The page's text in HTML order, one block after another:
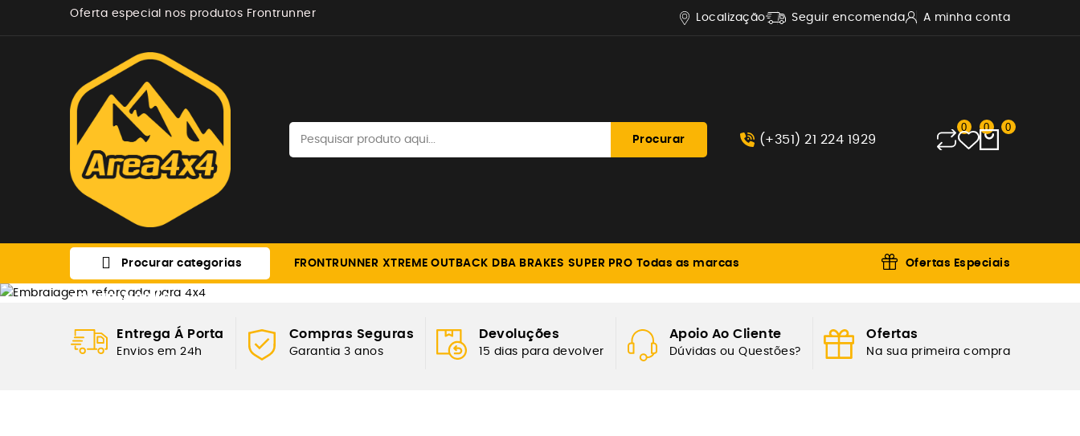
Oferta especial nos produtos Frontrunner Localização Seguir encomenda A minha conta
Procurar (+351) 21 224 1929
0 0 0
 Procurar categorias FRONTRUNNER XTREME OUTBACK DBA BRAKES SUPER PRO Todas as marcas Ofertas Especiais
TRANSMISSÃO
EMBRAIAGEM REFORÇADA
Entrega Á Porta
Envios em 24h
Compras Seguras
Garantia 3 anos
Devoluções
15 dias para devolver
Apoio Ao Cliente
Dúvidas ou Questões?
Ofertas
Na sua primeira compra